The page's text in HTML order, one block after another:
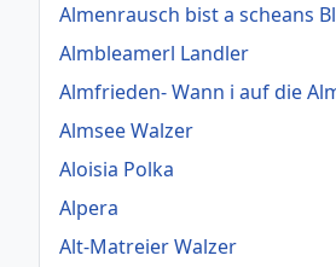
Almenrausch bist a scheans
Almbleamerl Landler
Almfrieden- Wann i auf die
Almsee Walzer
Aloisia Polka
Alpera
Alt-Matreier Walzer